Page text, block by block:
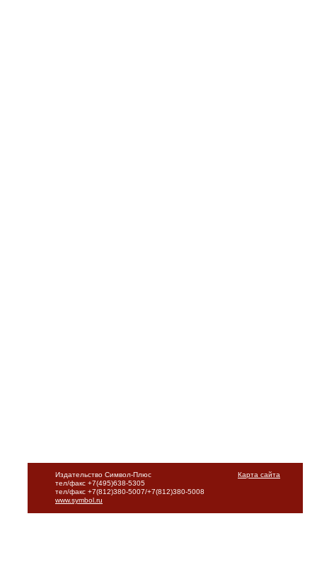
Карта сайта
Издательство Символ-Плюс
тел/факс +7(495)638-5305
тел/факс +7(812)380-5007/+7(812)380-5008
www.symbol.ru